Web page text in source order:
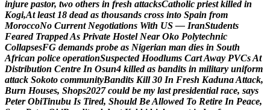
injure pastor, two others in fresh attacksCatholic priest killed in
Kogi,At least 18 dead as thousands cross into Spain from
MoroccoNo Current Negotiations With US — IranStudents
Feared TrappedAs Private Hostel Near Oko Polytechnic
CollapsesFG demands probe as Nigerian man dies in South
African police operationSuspected Hoodlums CartAway PVCsAt
Distribution Centre In Osun4 killed as bandits in military uniform
attack Sokoto communityBandits Kill 30 In Fresh KadunaAttack,
Burn Houses, Shops2027 could be my last presidential race, says
Peter ObiTinubu Is Tired, Should BeAllowed To Retire In Peace,